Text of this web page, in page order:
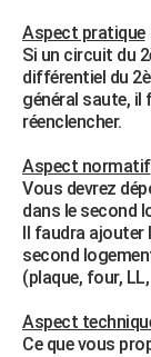
Aspect pratique
Si un circuit du
différentiel du
général saute, il
réenclencher.
Aspect normatif
Vous devrez
dans le second
Il faudra ajouter
second
(plaque, four, LL,
Aspect
Ce que vous